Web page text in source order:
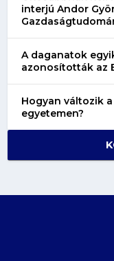
interjú Andor
A daganatok
azonosították az
Hogyan változik
egyetemen?